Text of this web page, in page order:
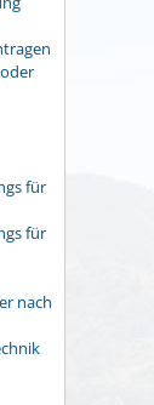
für
für
nach